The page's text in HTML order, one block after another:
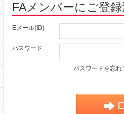
FAメンバーにご登
Eメール(ID)
パスワード
パスワードを忘れ